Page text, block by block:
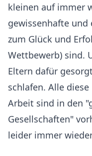
kleinen auf immer
gewissenhafte und
zum Glück und
Wettbewerb) sind.
Eltern dafür
schlafen. Alle
Arbeit sind in den
Gesellschaften"
leider immer